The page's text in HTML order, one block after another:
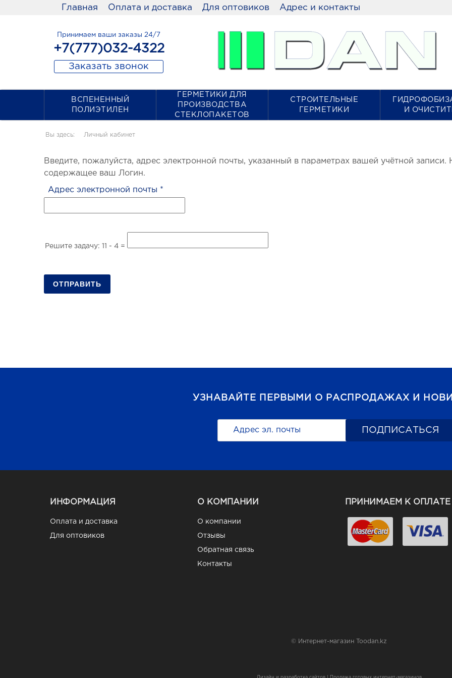
Главная Оплата и доставка Для оптовиков Адрес и контакты
Принимаем ваши заказы 24/7
+7(777)032-4322
Заказать звонок
ВСПЕНЕННЫЙ
ПОЛИЭТИЛЕН
ГЕРМЕТИКИ ДЛЯ
ПРОИЗВОДСТВА
СТЕКЛОПАКЕТОВ
СТРОИТЕЛЬНЫЕ
ГЕРМЕТИКИ
И
Вы здесь: Личный кабинет
Введите, пожалуйста, адрес электронной почты, указанный в параметрах вашей учётной записи.
содержащее ваш Логин.
Адрес электронной почты *
Решите задачу: 11 - 4 =
ОТПРАВИТЬ
УЗНАВАЙТЕ ПЕРВЫМИ О РАСПРОДАЖАХ И
ИНФОРМАЦИЯ
Оплата и доставка
Для оптовиков
О КОМПАНИИ
О компании
Отзывы
Обратная связь
Контакты
ПРИНИМАЕМ К ОПЛАТЕ
© Интернет-магазин Toodan.kz
Дизайн и разработка сайтов| Продажа готовых интернет-магазинов